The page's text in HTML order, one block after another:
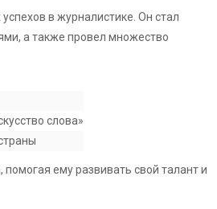
в журналистике. Он стал
а также провел множество
слова»
ему развивать свой талант и